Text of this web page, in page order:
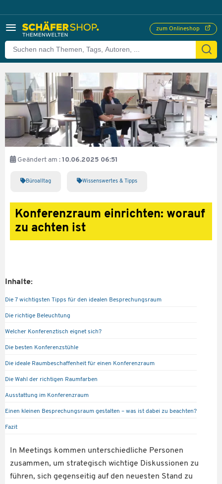
zum Onlineshop
Geändert am : 10.06.2025 06:51
Büroalltag Wissenswertes & Tipps
Konferenzraum einrichten: worauf
zu achten ist
Inhalte:
Die 7 wichtigsten Tipps für den idealen Besprechungsraum
Die richtige Beleuchtung
Welcher Konferenztisch eignet sich?
Die besten Konferenzstühle
Die ideale Raumbeschaffenheit für einen Konferenzraum
Die Wahl der richtigen Raumfarben
Ausstattung im Konferenzraum
Einen kleinen Besprechungsraum gestalten – was ist dabei zu beachten?
Fazit
In Meetings kommen unterschiedliche Personen
zusammen, um strategisch wichtige Diskussionen zu
führen, sich gegenseitig auf den neuesten Stand zu